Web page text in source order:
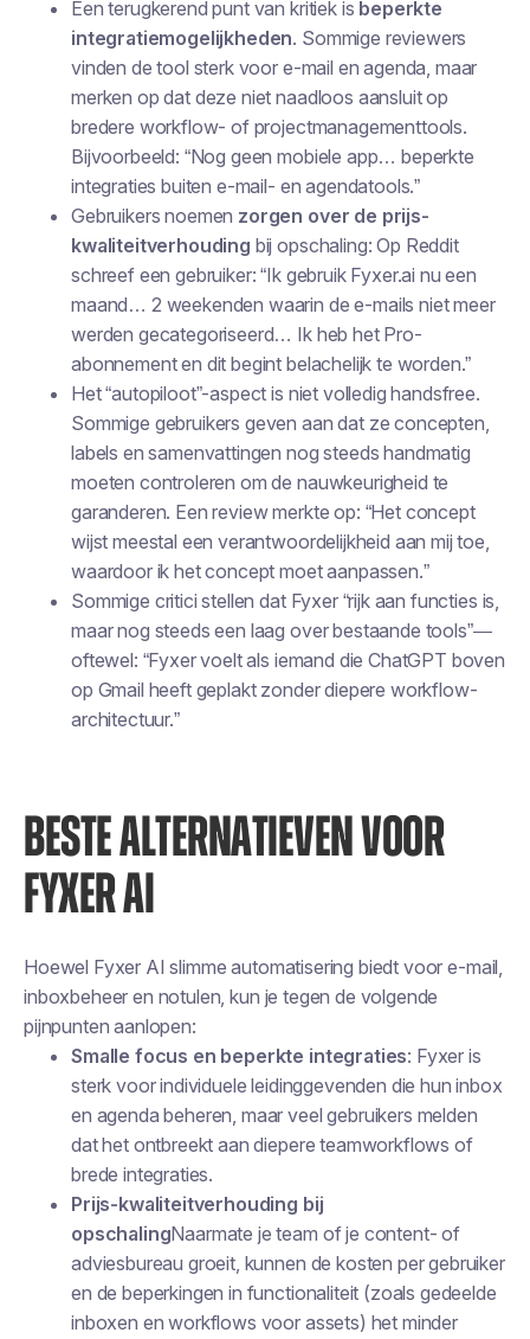
Een terugkerend punt van kritiek is beperkte
integratiemogelijkheden. Sommige reviewers
vinden de tool sterk voor e-mail en agenda, maar
merken op dat deze niet naadloos aansluit op
bredere workflow- of projectmanagementtools.
Bijvoorbeeld: “Nog geen mobiele app… beperkte
integraties buiten e-mail- en agendatools.”
Gebruikers noemen zorgen over de prijs-
kwaliteitverhouding bij opschaling: Op Reddit
schreef een gebruiker: “Ik gebruik Fyxer.ai nu een
maand… 2 weekenden waarin de e-mails niet meer
werden gecategoriseerd… Ik heb het Pro-
abonnement en dit begint belachelijk te worden.”
Het “autopiloot”-aspect is niet volledig handsfree.
Sommige gebruikers geven aan dat ze concepten,
labels en samenvattingen nog steeds handmatig
moeten controleren om de nauwkeurigheid te
garanderen. Een review merkte op: “Het concept
wijst meestal een verantwoordelijkheid aan mij toe,
waardoor ik het concept moet aanpassen.”
Sommige critici stellen dat Fyxer “rijk aan functies is,
maar nog steeds een laag over bestaande tools”—
oftewel: “Fyxer voelt als iemand die ChatGPT boven
op Gmail heeft geplakt zonder diepere workflow-
architectuur.”
BESTE ALTERNATIEVEN VOOR
FYXER AI
Hoewel Fyxer AI slimme automatisering biedt voor e-mail,
inboxbeheer en notulen, kun je tegen de volgende
pijnpunten aanlopen:
Smalle focus en beperkte integraties: Fyxer is
sterk voor individuele leidinggevenden die hun inbox
en agenda beheren, maar veel gebruikers melden
dat het ontbreekt aan diepere teamworkflows of
brede integraties.
Prijs-kwaliteitverhouding bij
opschalingNaarmate je team of je content- of
adviesbureau groeit, kunnen de kosten per gebruiker
en de beperkingen in functionaliteit (zoals gedeelde
inboxen en workflows voor assets) het minder